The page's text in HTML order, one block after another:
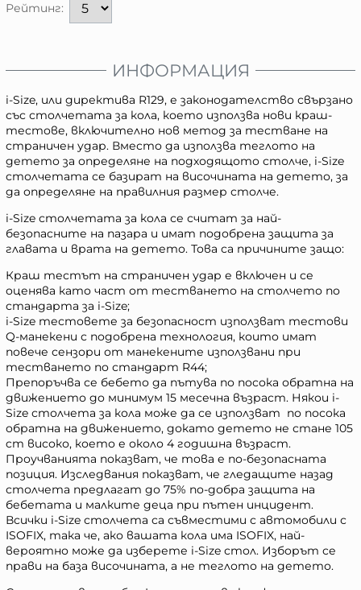
Рейтинг:
ИНФОРМАЦИЯ
i-Size, или директива R129, е законодателство свързано
със столчетата за кола, което използва нови краш-
тестове, включително нов метод за тестване на
страничен удар. Вместо да използва теглото на
детето за определяне на подходящото столче, i-Size
столчетата се базират на височината на детето, за
да определяне на правилния размер столче.
i-Size столчетата за кола се считат за най-
безопасните на пазара и имат подобрена защита за
главата и врата на детето. Това са причините защо:
Краш тестът на страничен удар е включен и се
оценява като част от тестването на столчето по
стандарта за i-Size;
i-Size тестовете за безопасност използват тестови
Q-манекени с подобрена технология, които имат
повече сензори от манекените използвани при
тестването по стандарт R44;
Препоръчва се бебето да пътува по посока обратна на
движението до минимум 15 месечна възраст. Някои i-
Size столчета за кола може да се използват по посока
обратна на движението, докато детето не стане 105
cm високо, което е около 4 годишна възраст.
Проучванията показват, че това е по-безопасната
позиция. Изследвания показват, че гледащите назад
столчета предлагат до 75% по-добра защита на
бебетата и малките деца при пътен инцидент.
Всички i-Size столчета са съвместими с автомобили с
ISOFIX, така че, ако вашата кола има ISOFIX, най-
вероятно може да изберете i-Size стол. Изборът се
прави на база височината, а не теглото на детето.